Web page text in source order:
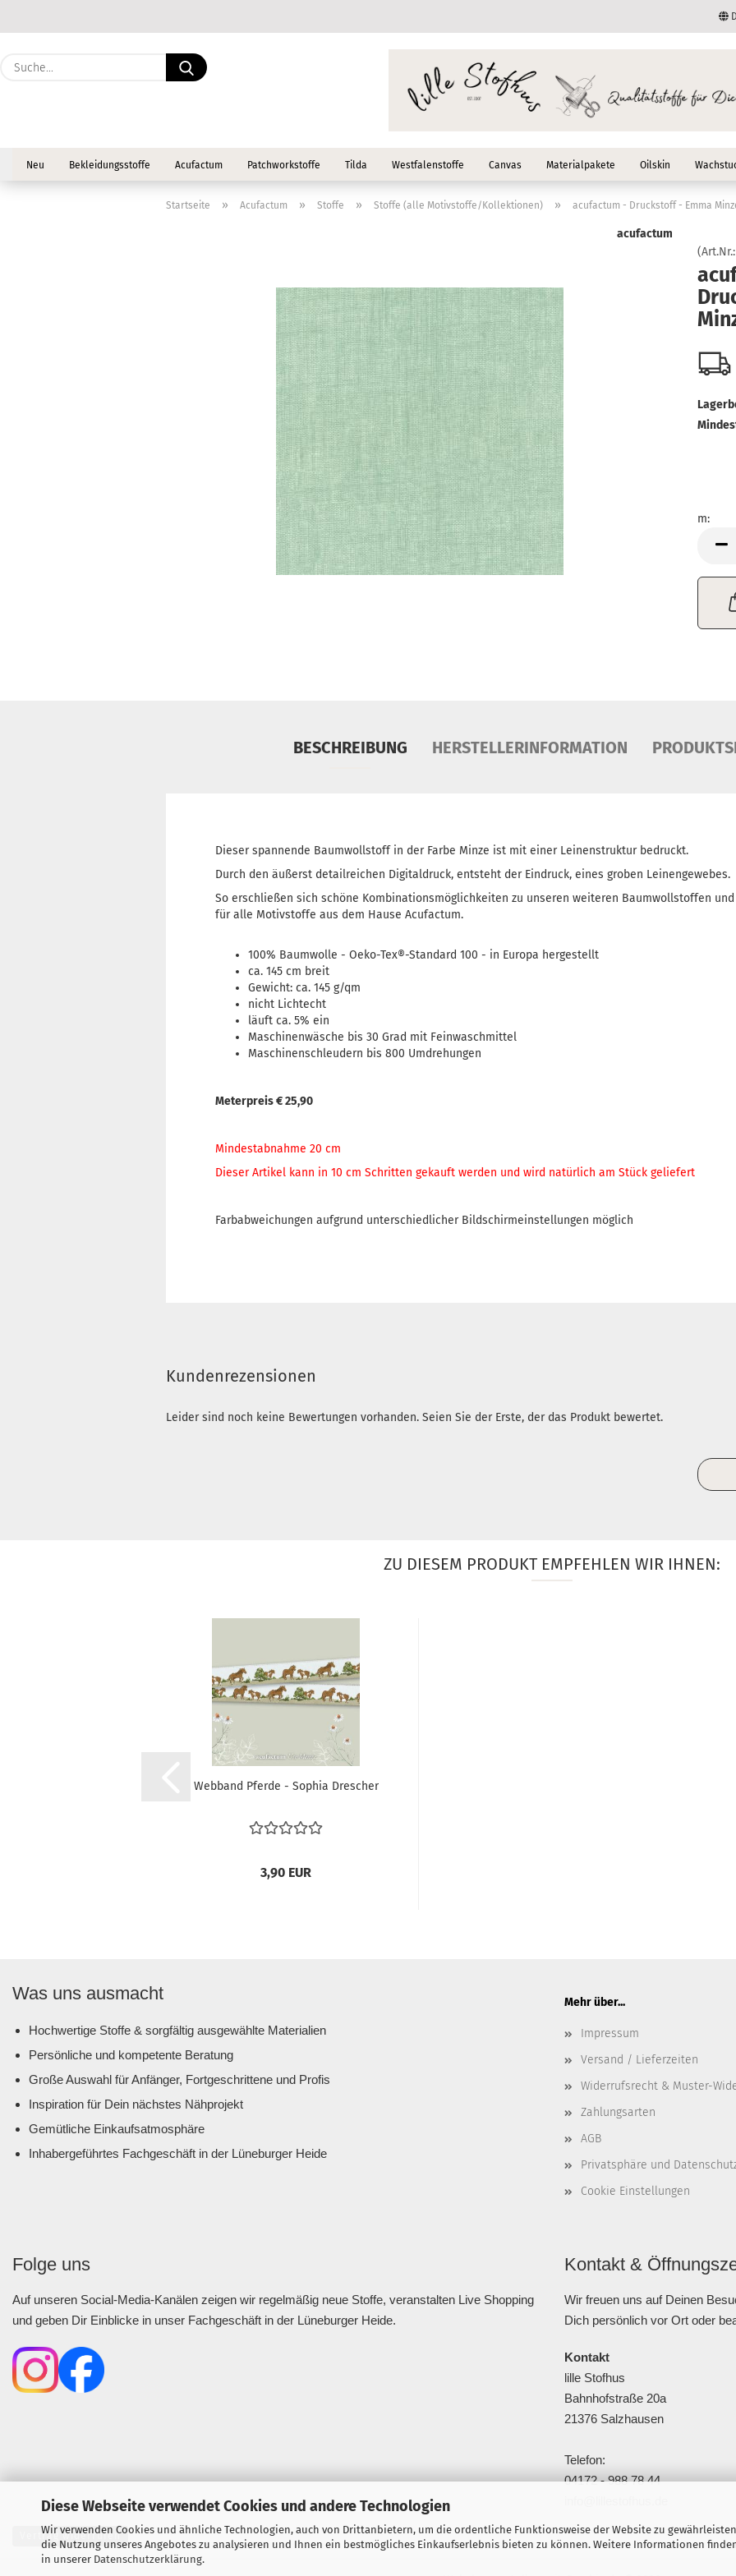
Diese Webseite verwendet Cookies und andere Technologien
Wir verwenden Cookies und ähnliche Technologien, auch von Drittanbietern, um die ordentliche Funktionsweise der Website zu
die Nutzung unseres Angebotes zu analysieren und Ihnen ein bestmögliches Einkaufserlebnis bieten zu können. Weitere Informationen
in unserer Datenschutzerklärung.
E-Mail
Passwort
Konto erstellen
Passwort
Suche...
Neu Bekleidungsstoffe Acufactum Patchworkstoffe Tilda Westfalenstoffe Canvas Materialpakete Oilskin
Startseite » Acufactum » Stoffe » Stoffe (alle Motivstoffe/Kollektionen) » acufactum - Druckstoff - Emma
acufactum
(Art.Nr.:
m:
BESCHREIBUNG HERSTELLERINFORMATION
Dieser spannende Baumwollstoff in der Farbe Minze ist mit einer Leinenstruktur bedruckt.
Durch den äußerst detailreichen Digitaldruck, entsteht der Eindruck, eines groben Leinengewebes.
So erschließen sich schöne Kombinationsmöglichkeiten zu unseren weiteren Baumwollstoffen
für alle Motivstoffe aus dem Hause Acufactum.
100% Baumwolle - Oeko-Tex®-Standard 100 - in Europa hergestellt
ca. 145 cm breit
Gewicht: ca. 145 g/qm
nicht Lichtecht
läuft ca. 5% ein
Maschinenwäsche bis 30 Grad mit Feinwaschmittel
Maschinenschleudern bis 800 Umdrehungen
Meterpreis € 25,90
Mindestabnahme 20 cm
Dieser Artikel kann in 10 cm Schritten gekauft werden und wird natürlich am Stück geliefert
Farbabweichungen aufgrund unterschiedlicher Bildschirmeinstellungen möglich
Kundenrezensionen
Leider sind noch keine Bewertungen vorhanden. Seien Sie der Erste, der das Produkt bewertet.
ZU DIESEM PRODUKT EMPFEHLEN WIR IHNEN:
Webband Pferde - Sophia Drescher
3,90 EUR
Was uns ausmacht
Hochwertige Stoffe & sorgfältig ausgewählte Materialien
Persönliche und kompetente Beratung
Große Auswahl für Anfänger, Fortgeschrittene und Profis
Inspiration für Dein nächstes Nähprojekt
Gemütliche Einkaufsatmosphäre
Inhabergeführtes Fachgeschäft in der Lüneburger Heide
Mehr über...
Impressum
Versand / Lieferzeiten
Widerrufsrecht & Muster-
Zahlungsarten
AGB
Privatsphäre und
Cookie Einstellungen
Folge uns
Auf unseren Social-Media-Kanälen zeigen wir regelmäßig neue Stoffe, veranstalten Live Shopping
und geben Dir Einblicke in unser Fachgeschäft in der Lüneburger Heide.
Kontakt &
Wir freuen uns auf Deinen
Dich persönlich vor Ort oder
Kontakt
lille Stofhus
Bahnhofstraße 20a
21376 Salzhausen
Telefon:
04172 - 988 78 44
Vertrag widerrufen